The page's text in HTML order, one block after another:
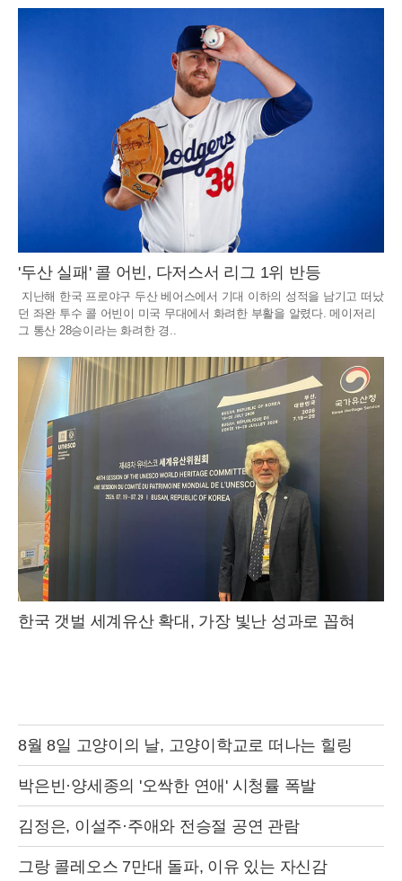
'두산 실패' 콜 어빈, 다저스서 리그 1위 반등
지난해 한국 프로야구 두산 베어스에서 기대 이하의 성적을 남기고 떠났
던 좌완 투수 콜 어빈이 미국 무대에서 화려한 부활을 알렸다. 메이저리
그 통산 28승이라는 화려한 경..
한국 갯벌 세계유산 확대, 가장 빛난 성과로 꼽혀
8월 8일 고양이의 날, 고양이학교로 떠나는 힐링
박은빈·양세종의 '오싹한 연애' 시청률 폭발
김정은, 이설주·주애와 전승절 공연 관람
그랑 콜레오스 7만대 돌파, 이유 있는 자신감